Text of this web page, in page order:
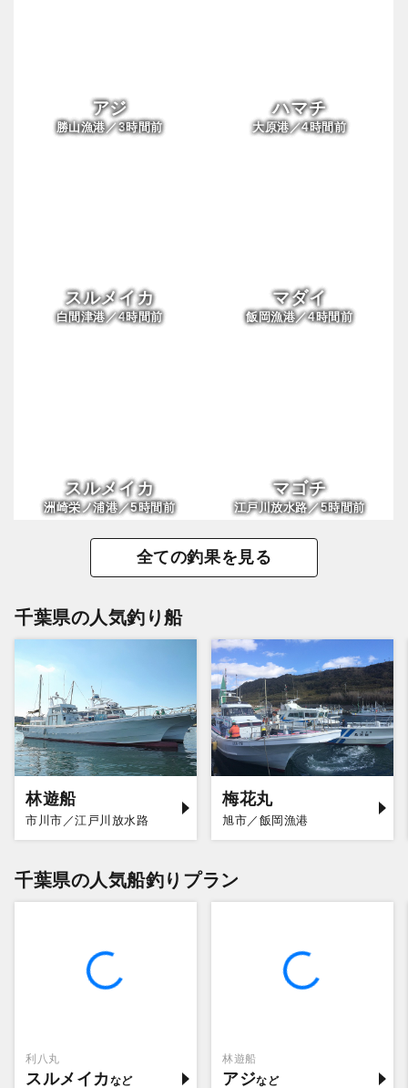
アジ
勝山漁港／3時間前
ハマチ
大原港／4時間前
スルメイカ
白間津港／4時間前
マダイ
飯岡漁港／4時間前
スルメイカ
洲崎栄ノ浦港／5時間前
マゴチ
江戸川放水路／5時間前
全ての釣果を見る
千葉県の人気釣り船
林遊船
市川市／江戸川放水路
梅花丸
旭市／飯岡漁港
千葉県の人気船釣りプラン
利八丸
スルメイカ
林遊船
アジ